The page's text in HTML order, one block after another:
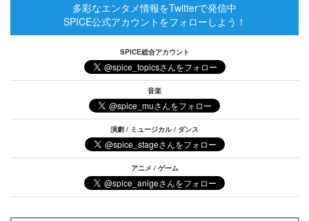
多彩なエンタメ情報をTwitterで発信中
SPICE公式アカウントをフォローしよう！
SPICE総合アカウント
音楽
演劇 / ミュージカル / ダンス
アニメ / ゲーム